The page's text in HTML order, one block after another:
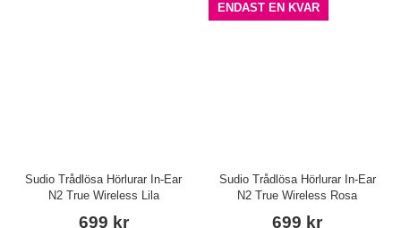
Sudio Trådlösa Hörlurar In-Ear
N2 True Wireless Lila
699 kr
ENDAST EN KVAR
Sudio Trådlösa Hörlurar In-Ear
N2 True Wireless Rosa
699 kr